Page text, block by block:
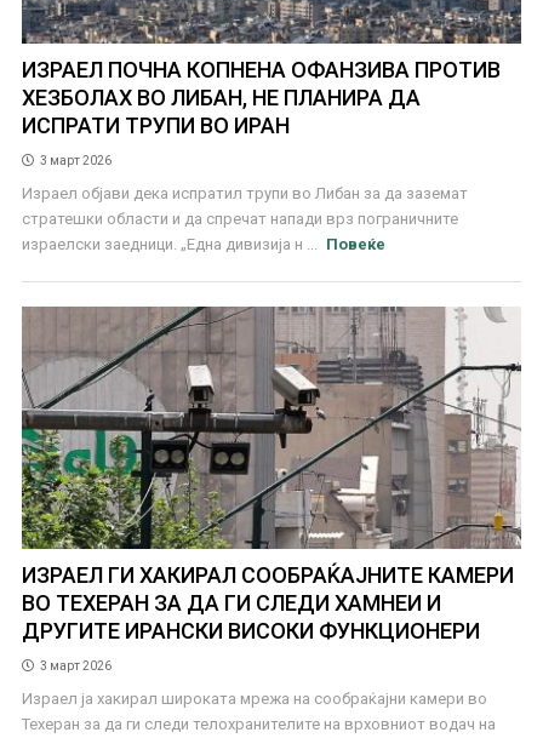
ИЗРАЕЛ ПОЧНА КОПНЕНА ОФАНЗИВА ПРОТИВ
ХЕЗБОЛАХ ВО ЛИБАН, НЕ ПЛАНИРА ДА
ИСПРАТИ ТРУПИ ВО ИРАН
3 март 2026
Израел објави дека испратил трупи во Либан за да заземат
стратешки области и да спречат напади врз пограничните
израелски заедници. „Една дивизија н ...
Повеќе
ИЗРАЕЛ ГИ ХАКИРАЛ СООБРАЌАЈНИТЕ КАМЕРИ
ВО ТЕХЕРАН ЗА ДА ГИ СЛЕДИ ХАМНЕИ И
ДРУГИТЕ ИРАНСКИ ВИСОКИ ФУНКЦИОНЕРИ
3 март 2026
Израел ја хакирал широката мрежа на сообраќајни камери во
Техеран за да ги следи телохранителите на врховниот водач на